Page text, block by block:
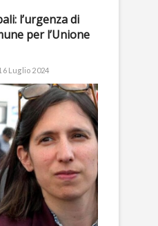
l’urgenza di
per l’Unione
Luglio 2024